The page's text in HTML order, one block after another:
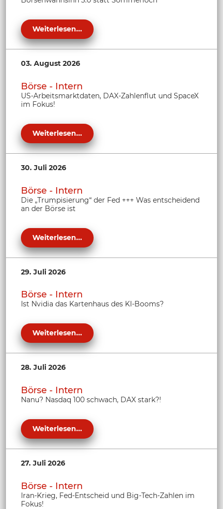
Weiterlesen...
03. August 2026
Börse - Intern
US-Arbeitsmarktdaten, DAX-Zahlenflut und SpaceX
im Fokus!
Weiterlesen...
30. Juli 2026
Börse - Intern
Die „Trumpisierung“ der Fed +++ Was entscheidend
an der Börse ist
Weiterlesen...
29. Juli 2026
Börse - Intern
Ist Nvidia das Kartenhaus des KI-Booms?
Weiterlesen...
28. Juli 2026
Börse - Intern
Nanu? Nasdaq 100 schwach, DAX stark?!
Weiterlesen...
27. Juli 2026
Börse - Intern
Iran-Krieg, Fed-Entscheid und Big-Tech-Zahlen im
Fokus!